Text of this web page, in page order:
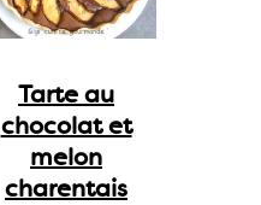
Tarte au
chocolat et
melon
charentais